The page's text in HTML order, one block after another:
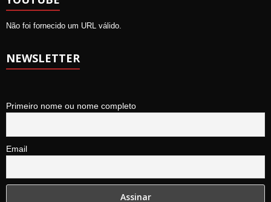
Não foi fornecido um URL válido.
NEWSLETTER
Primeiro nome ou nome completo
Email